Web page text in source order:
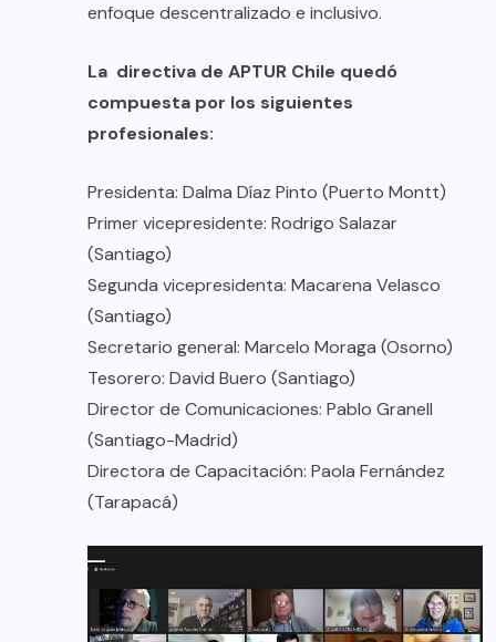
enfoque descentralizado e inclusivo.
La directiva de APTUR Chile quedó
compuesta por los siguientes
profesionales:
Presidenta: Dalma Díaz Pinto (Puerto Montt)
Primer vicepresidente: Rodrigo Salazar
(Santiago)
Segunda vicepresidenta: Macarena Velasco
(Santiago)
Secretario general: Marcelo Moraga (Osorno)
Tesorero: David Buero (Santiago)
Director de Comunicaciones: Pablo Granell
(Santiago-Madrid)
Directora de Capacitación: Paola Fernández
(Tarapacá)